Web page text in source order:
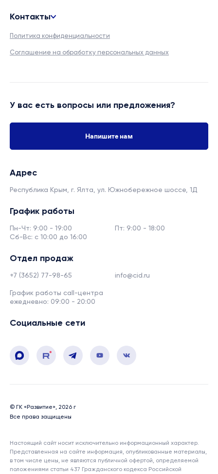
Контакты
Политика конфиденциальности
Соглашение на обработку персональных данных
У вас есть вопросы или предложения?
Напишите нам
Адрес
Республика Крым, г. Ялта, ул. Южнобережное шоссе, 1Д
График работы
Пн-Чт: 9:00 - 19:00
Пт: 9:00 - 18:00
Сб-Вс: с 10:00 до 16:00
Отдел продаж
+7 (3652) 77-98-65 info@cid.ru
График работы call-центра
ежедневно: 09:00 - 20:00
Социальные сети
© ГК «Развитие», 2026 г
Все права защищены
Настоящий сайт носит исключительно информационный характер.
Представленная на сайте информация, опубликованные материалы,
в том числе цены, не являются публичной офертой, определяемой
положениями статьи 437 Гражданского кодекса Российской